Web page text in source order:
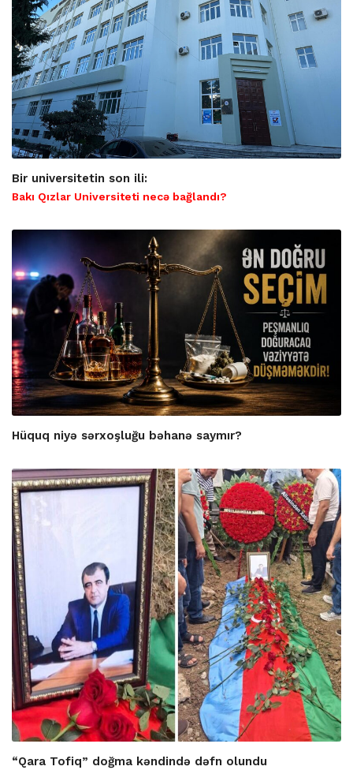
Bir universitetin son ili:
Bakı Qızlar Universiteti necə bağlandı?
Hüquq niyə sərxoşluğu bəhanə saymır?
“Qara Tofiq” doğma kəndində dəfn olundu